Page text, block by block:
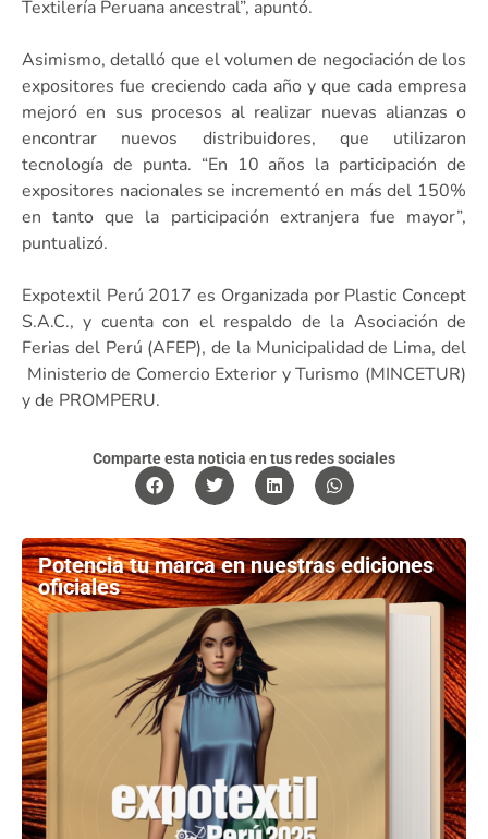
Textilería Peruana ancestral”, apuntó.
Asimismo, detalló que el volumen de negociación de los
expositores fue creciendo cada año y que cada empresa
mejoró en sus procesos al realizar nuevas alianzas o
encontrar nuevos distribuidores, que utilizaron
tecnología de punta. “En 10 años la participación de
expositores nacionales se incrementó en más del 150%
en tanto que la participación extranjera fue mayor”,
puntualizó.
Expotextil Perú 2017 es Organizada por Plastic Concept
S.A.C., y cuenta con el respaldo de la Asociación de
Ferias del Perú (AFEP), de la Municipalidad de Lima, del
Ministerio de Comercio Exterior y Turismo (MINCETUR)
y de PROMPERU.
Comparte esta noticia en tus redes sociales
Potencia tu marca en nuestras ediciones
oficiales